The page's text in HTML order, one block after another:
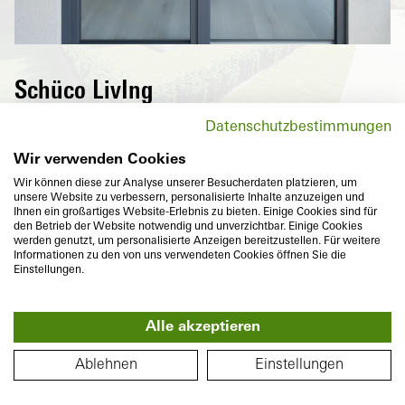
PLATTEGROND
Schüco LivIng
De ramen met hoge warmte-isolatie uit de
energie, ze overtuigen ook door hun
maximaal comfort en het grote aantal
designvarianten.
82mm
Warmte-isolatie
Uf tot 0,96W/(m²K)
Datenschutzbestimmungen
Wir verwenden Cookies
Wir können diese zur Analyse unserer Besucherdaten platzieren, um
unsere Website zu verbessern, personalisierte Inhalte anzuzeigen und
Ihnen ein großartiges Website-Erlebnis zu bieten. Einige Cookies sind für
den Betrieb der Website notwendig und unverzichtbar. Einige Cookies
werden genutzt, um personalisierte Anzeigen bereitzustellen. Für weitere
Informationen zu den von uns verwendeten Cookies öffnen Sie die
Einstellungen.
Alle akzeptieren
Ablehnen Einstellungen